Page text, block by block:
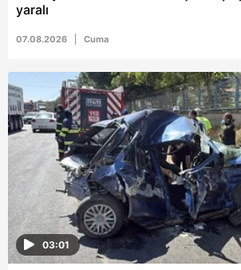
yaralı
07.08.2026 Cuma
03:01